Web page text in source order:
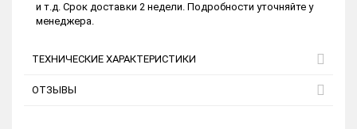
и т.д. Срок доставки 2 недели. Подробности уточняйте у
менеджера.
ТЕХНИЧЕСКИЕ ХАРАКТЕРИСТИКИ
ОТЗЫВЫ